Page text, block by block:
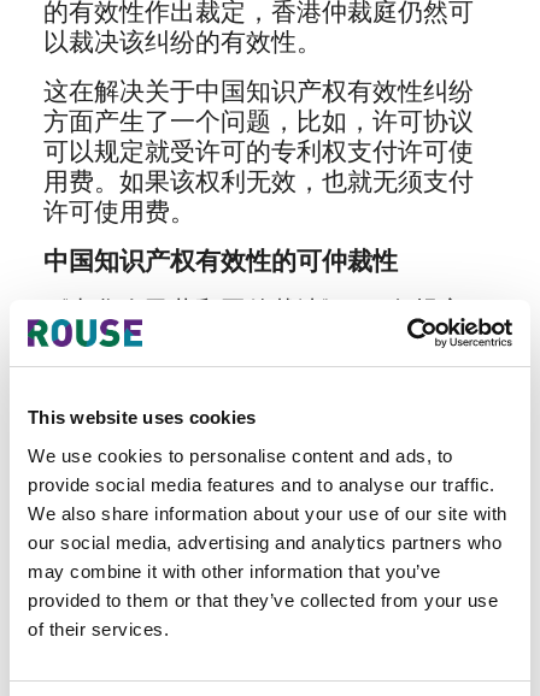
This website uses cookies
We use cookies to personalise content and ads, to
provide social media features and to analyse our traffic.
We also share information about your use of our site with
our social media, advertising and analytics partners who
may combine it with other information that you’ve
provided to them or that they’ve collected from your use
of their services.
的有效性作出裁定，香港仲裁庭仍然可
以裁决该纠纷的有效性。
这在解决关于中国知识产权有效性纠纷
方面产生了一个问题，比如，许可协议
可以规定就受许可的专利权支付许可使
用费。如果该权利无效，也就无须支付
许可使用费。
中国知识产权有效性的可仲裁性
《中华人民共和国仲裁法》3(2)条规定，
当事人不可就由依法应当由行政机关处
理的行政争议
提起仲裁。商标和专利权的有效性均由
中国的行政机构裁定。中国国家知识产
权局的商标评审委员会、专利复审委均
是中国内地全权裁定专利和商标有效性
的行政部门。
根据S.103D(4)条，香港仲裁庭可以裁定
知识产权是否有效或受到侵犯，但裁决
仲裁庭认定某些专利无效并对其他专利